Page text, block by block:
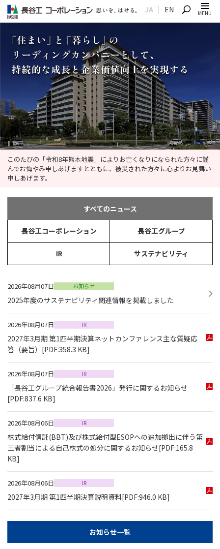
JA EN
SEARCH MENU
このたびの「令和8年熊本地震」によりお亡くなりになられた方々に謹
んでお悔やみ申しあげますとともに、被災された方々に心よりお見舞い
申しあげます。
すべてのニュース
長谷工コーポレーション 長谷工グループ
IR サステナビリティ
2026年08月07日 お知らせ
2025年度のサステナビリティ関連情報を掲載しました
2026年08月07日 IR
2027年3月期 第1四半期決算ネットカンファレンス主な質疑応
答（要旨） [PDF:358.3 KB]
2026年08月07日 IR
「長谷工グループ統合報告書2026」発行に関するお知らせ
[PDF:837.6 KB]
2026年08月06日 IR
株式給付信託(BBT)及び株式給付型ESOPへの追加拠出に伴う第
三者割当による自己株式の処分に関するお知らせ[PDF:165.8
KB]
2026年08月06日 IR
2027年3月期 第1四半期決算説明資料[PDF:946.0 KB]
お知らせ一覧